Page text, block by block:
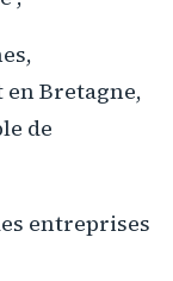
Bretagne,
de
entreprises